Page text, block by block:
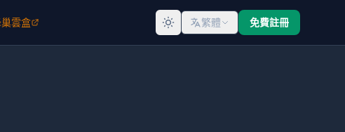
雲盒 繁體 免費註冊